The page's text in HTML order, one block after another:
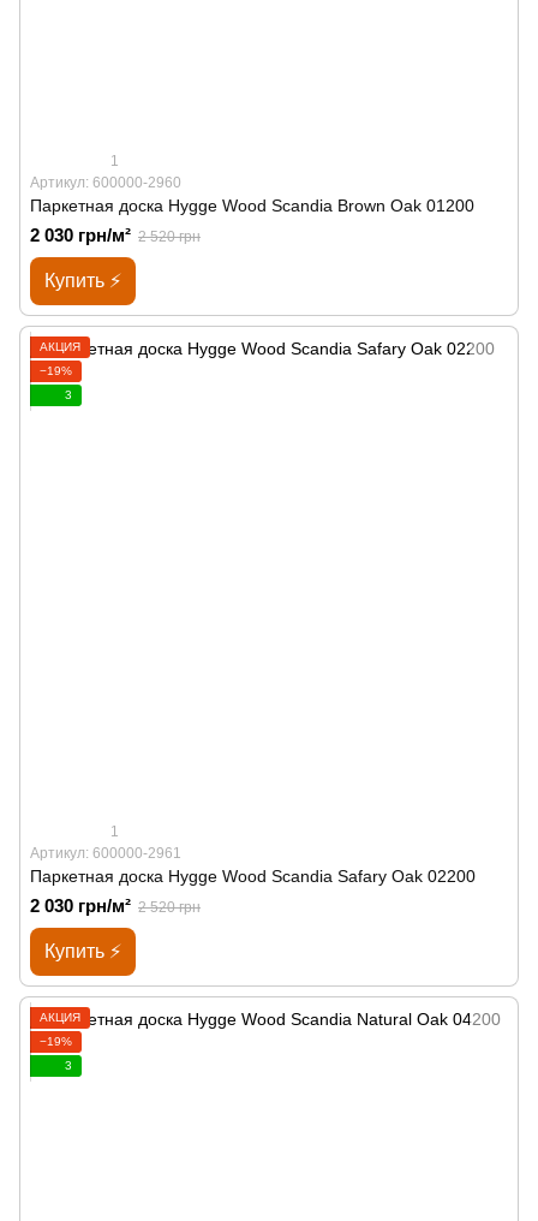
1
Артикул: 600000-2960
Паркетная доска Hygge Wood Scandia Brown Oak 01200
2 030 грн/м² 2 520 грн
Купить ⚡
АКЦИЯ
−19%
3
1
Артикул: 600000-2961
Паркетная доска Hygge Wood Scandia Safary Oak 02200
2 030 грн/м² 2 520 грн
Купить ⚡
АКЦИЯ
−19%
3